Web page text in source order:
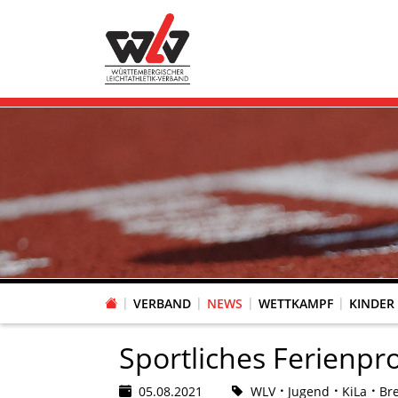
VERBAND NEWS WETTKAMPF
Sportliches
05.08.2021 WLV Jugend KiLa